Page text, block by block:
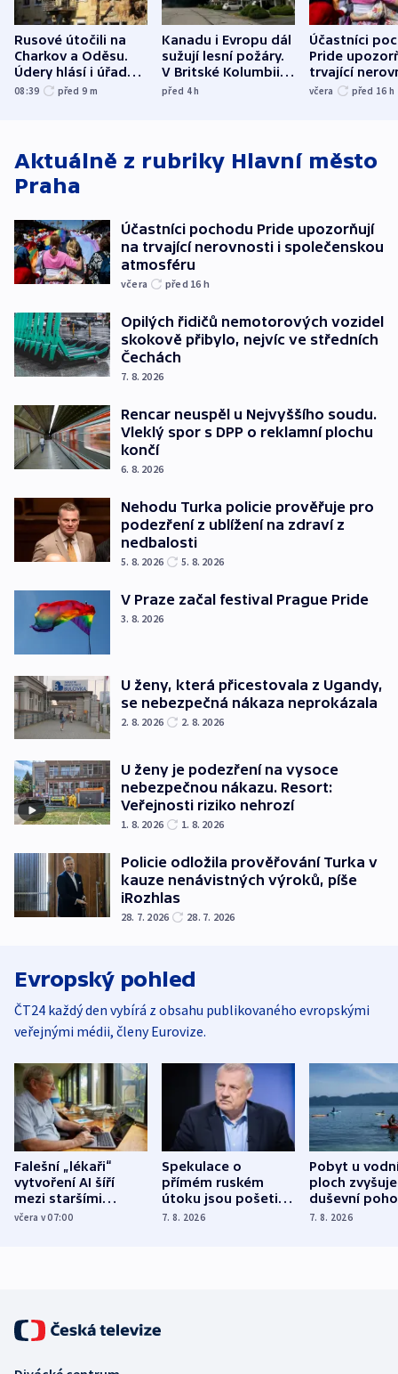
Rusové útočili na
Charkov a Oděsu.
Údery hlásí i úřady v
Bělgorodu
08:39 před 9 m
Kanadu i Evropu dál
sužují lesní požáry.
V Britské Kolumbii
evakuovali tisíce lidí
před 4h
Účastníci
Pride
trvající
včera před 16 h
Aktuálně z rubriky Hlavní město
Praha
Účastníci pochodu Pride upozorňují
na trvající nerovnosti i společenskou
atmosféru
včera před 16 h
Opilých řidičů nemotorových vozidel
skokově přibylo, nejvíc ve středních
Čechách
7. 8. 2026
Rencar neuspěl u Nejvyššího soudu.
Vleklý spor s DPP o reklamní plochu
končí
6. 8. 2026
Nehodu Turka policie prověřuje pro
podezření z ublížení na zdraví z
nedbalosti
5. 8. 2026 5. 8. 2026
V Praze začal festival Prague Pride
3. 8. 2026
U ženy, která přicestovala z Ugandy,
se nebezpečná nákaza neprokázala
2. 8. 2026 2. 8. 2026
U ženy je podezření na vysoce
nebezpečnou nákazu. Resort:
Veřejnosti riziko nehrozí
1. 8. 2026 1. 8. 2026
Policie odložila prověřování Turka v
kauze nenávistných výroků, píše
iRozhlas
28. 7. 2026 28. 7. 2026
Evropský pohled
ČT24 každý den vybírá z obsahu publikovaného evropskými
veřejnými médii, členy Eurovize.
Falešní „lékaři“
vytvoření AI šíří
mezi staršími
Poláky nebezpečné
včera v 07:00
Spekulace o
přímém ruském
útoku jsou pošetilé,
míní estonský
7. 8. 2026
Pobyt u
ploch zvyšuje
duševní
ukázala
7. 8. 2026